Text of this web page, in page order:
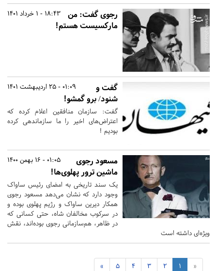
18:43 - 1 خرداد 1401
رجوی گفت: من
مارکسیست هستم!
01:09 - 25 اردیبهشت 1401
گفت و
شنود/ برو گمشو!
گفت: سازمان منافقین اعلام کرده که
اعتراض‌های اخیر را ما سازماندهی کرده
بودیم !
01:05 - 16 بهمن 1400
مسعود رجوی
ماشین ترور پهلوی‌ها!
یک سند تاریخی به امضای رئیس ساواک
وجود دارد که نشان می‌دهد مسعود رجوی
همکار دیرین ساواک و رژیم پهلوی بوده و
در سرکوب مخالفان شاه، حتی کسانی که
در ظاهر، هم‌سازمانی رجوی بوده‌اند، نقش
ویژه‌ای داشته است
«
1
2
3
4
5
»